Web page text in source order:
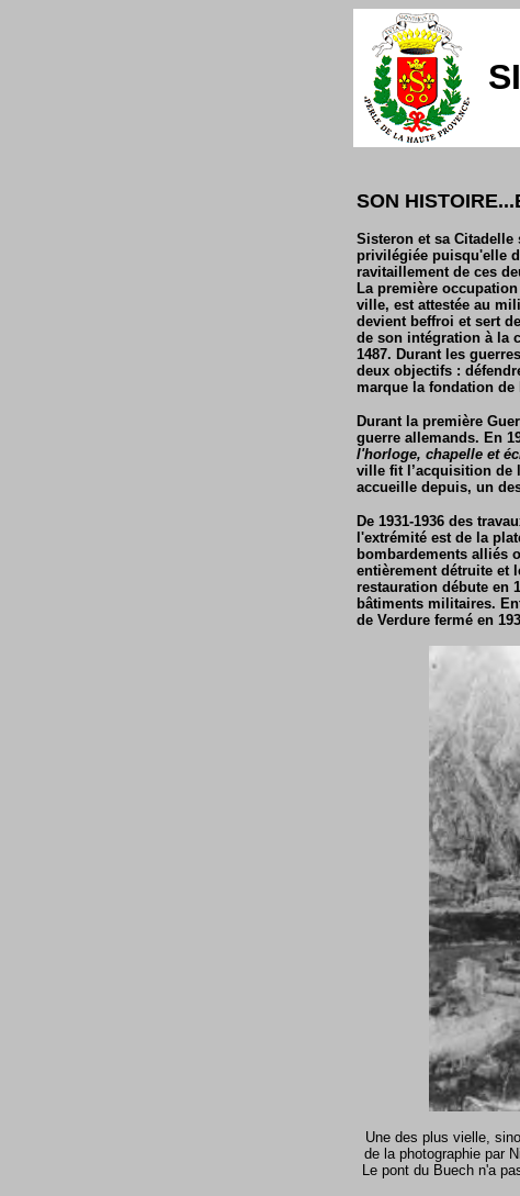
SON
Sisteron et sa
privilégiée puisqu'elle
ravitaillement de ces
La première
ville, est attestée au
devient beffroi et sert
de son intégration à la
1487. Durant les
deux objectifs :
marque la fondation de
Durant la première
guerre allemands. En
l'horloge, chapelle et
ville fit l’acquisition de
accueille depuis, un
De 1931-1936 des
l'extrémité est de la
bombardements alliés
entièrement détruite et
restauration débute en
bâtiments militaires.
de Verdure fermé en
Une des plus vielle,
de la photographie par
Le pont du Buech n'a